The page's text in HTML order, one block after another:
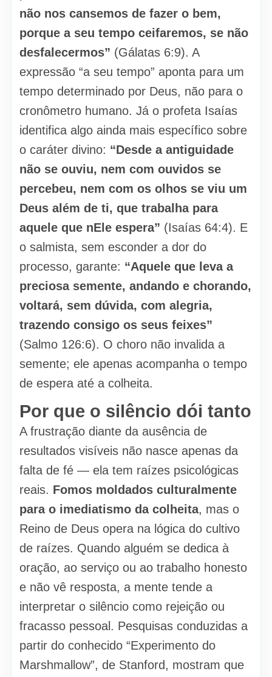
não nos cansemos de fazer o bem,
porque a seu tempo ceifaremos, se não
desfalecermos” (Gálatas 6:9). A
expressão “a seu tempo” aponta para um
tempo determinado por Deus, não para o
cronômetro humano. Já o profeta Isaías
identifica algo ainda mais específico sobre
o caráter divino: “Desde a antiguidade
não se ouviu, nem com ouvidos se
percebeu, nem com os olhos se viu um
Deus além de ti, que trabalha para
aquele que nEle espera” (Isaías 64:4). E
o salmista, sem esconder a dor do
processo, garante: “Aquele que leva a
preciosa semente, andando e chorando,
voltará, sem dúvida, com alegria,
trazendo consigo os seus feixes”
(Salmo 126:6). O choro não invalida a
semente; ele apenas acompanha o tempo
de espera até a colheita.
Por que o silêncio dói tanto
A frustração diante da ausência de
resultados visíveis não nasce apenas da
falta de fé — ela tem raízes psicológicas
reais. Fomos moldados culturalmente
para o imediatismo da colheita, mas o
Reino de Deus opera na lógica do cultivo
de raízes. Quando alguém se dedica à
oração, ao serviço ou ao trabalho honesto
e não vê resposta, a mente tende a
interpretar o silêncio como rejeição ou
fracasso pessoal. Pesquisas conduzidas a
partir do conhecido “Experimento do
Marshmallow”, de Stanford, mostram que